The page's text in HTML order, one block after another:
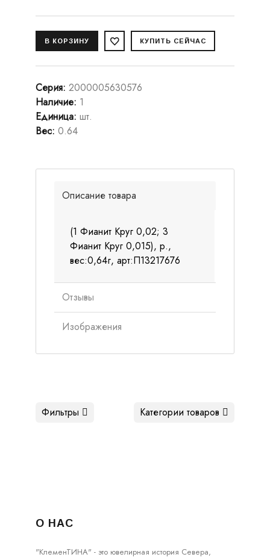
Серия: 2000005630576
Наличие: 1
Единица: шт.
Вес: 0.64
Описание товара
(1 Фианит Круг 0,02; 3
Фианит Круг 0,015), р.,
вес:0,64г, арт:П13217676
Отзывы
Изображения
Категории товаров
Фильтры
О НАС
"КлеменТИНА" - это ювелирная история Севера,